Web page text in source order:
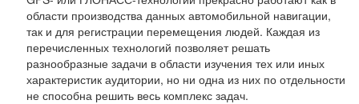
области производства данных автомобильной навигации,
так и для регистрации перемещения людей. Каждая из
перечисленных технологий позволяет решать
разнообразные задачи в области изучения тех или иных
характеристик аудитории, но ни одна из них по отдельности
не способна решить весь комплекс задач.